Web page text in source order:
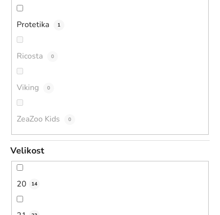
Protetika 1
Ricosta 0
Viking 0
ZeaZoo Kids 0
Velikost
20 14